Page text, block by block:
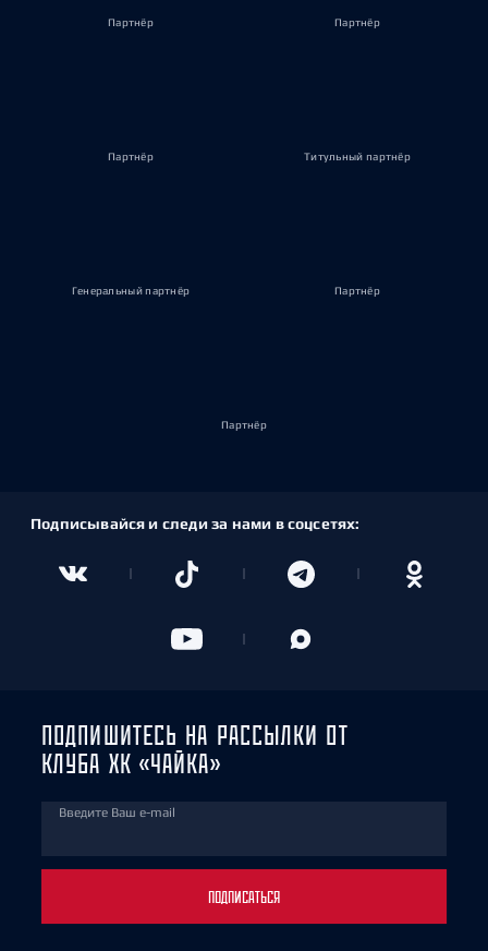
Партнёр Партнёр
Партнёр Титульный партнёр
Генеральный партнёр Партнёр
Партнёр
Подписывайся и следи за нами в соцсетях:
ПОДПИШИТЕСЬ НА РАССЫЛКИ ОТ
КЛУБА ХК «ЧАЙКА»
Введите Ваш e-mail
ПОДПИСАТЬСЯ